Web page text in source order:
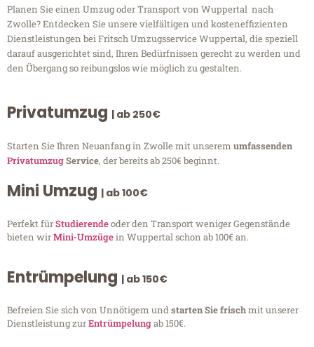
Planen Sie einen Umzug oder Transport von Wuppertal nach
Zwolle? Entdecken Sie unsere vielfältigen und kosteneffizienten
Dienstleistungen bei Fritsch Umzugsservice Wuppertal, die speziell
darauf ausgerichtet sind, Ihren Bedürfnissen gerecht zu werden und
den Übergang so reibungslos wie möglich zu gestalten.
Privatumzug | ab 250€
Starten Sie Ihren Neuanfang in Zwolle mit unserem umfassenden
PrivatumzugService, der bereits ab 250€ beginnt.
Mini Umzug | ab 100€
Perfekt fürStudierendeoder den Transport weniger Gegenstände
bieten wirMini-Umzügein Wuppertal schon ab 100€ an.
Entrümpelung | ab 150€
Befreien Sie sich von Unnötigem undstarten Sie frischmit unserer
Dienstleistung zurEntrümpelungab 150€.